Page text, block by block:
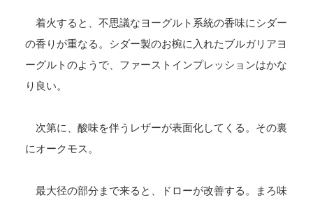
着火すると、不思議なヨーグルト系統の香味にシダー
の香りが重なる。シダー製のお椀に入れたブルガリアヨ
ーグルトのようで、ファーストインプレッションはかな
り良い。
次第に、酸味を伴うレザーが表面化してくる。その裏
にオークモス。
最大径の部分まで来ると、ドローが改善する。まろ味